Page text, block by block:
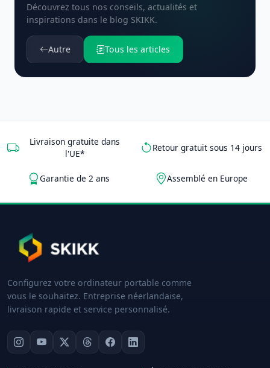
Découvrez tous nos conseils, actualités et
inspirations dans le blog SKIKK.
Autre Tous les articles
Livraison gratuite dans
l'UE*
Retour gratuit sous 14 jours
Garantie de 2 ans Assemblé en Europe
Configurez votre ordinateur portable comme
vous le souhaitez. Entreprise néerlandaise,
livraison rapide et service personnalisé.